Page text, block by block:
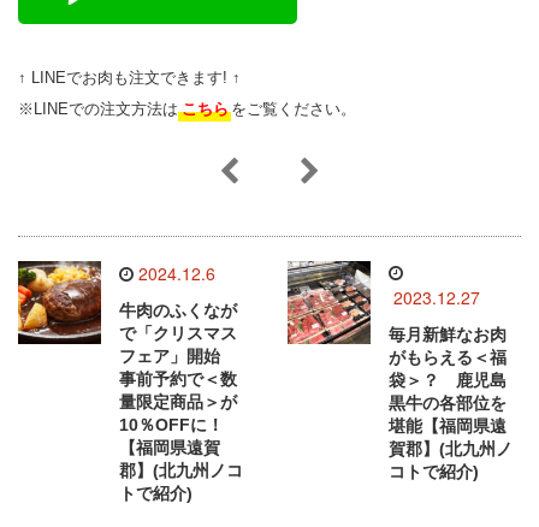
↑ LINEでお肉も注文できます! ↑
※LINEでの注文方法は こちら をご覧ください。
2024.12.6
牛肉のふくなが
で「クリスマス
フェア」開始
事前予約で＜数
量限定商品＞が
10％OFFに！
【福岡県遠賀
郡】(北九州ノコ
トで紹介)
2023.12.27
毎月新鮮なお肉
がもらえる＜福
袋＞？ 鹿児島
黒牛の各部位を
堪能【福岡県遠
賀郡】(北九州ノ
コトで紹介)